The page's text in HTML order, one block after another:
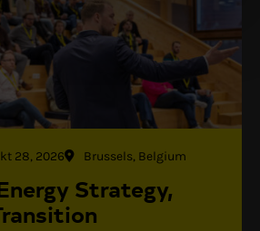
28, 2026 Brussels, Belgium
Strategy,